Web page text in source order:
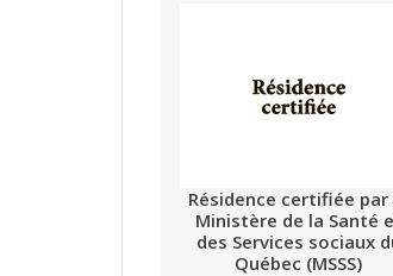
Résidence certifiée par
Ministère de la Santé
des Services sociaux
Québec (MSSS)